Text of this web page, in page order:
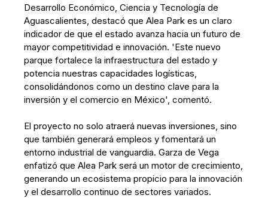
Desarrollo Económico, Ciencia y Tecnología de
Aguascalientes, destacó que Alea Park es un claro
indicador de que el estado avanza hacia un futuro de
mayor competitividad e innovación. 'Este nuevo
parque fortalece la infraestructura del estado y
potencia nuestras capacidades logísticas,
consolidándonos como un destino clave para la
inversión y el comercio en México', comentó.
El proyecto no solo atraerá nuevas inversiones, sino
que también generará empleos y fomentará un
entorno industrial de vanguardia. Garza de Vega
enfatizó que Alea Park será un motor de crecimiento,
generando un ecosistema propicio para la innovación
y el desarrollo continuo de sectores variados.